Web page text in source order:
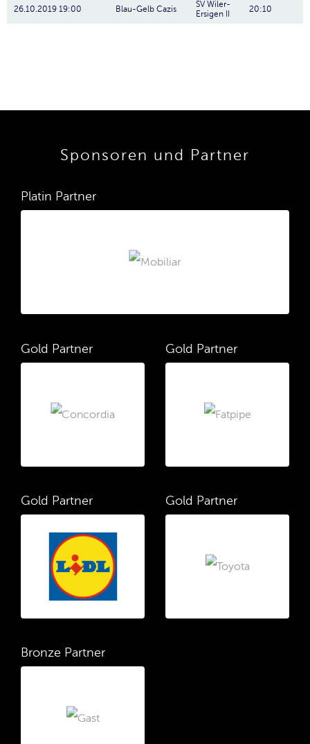
26.10.2019 19:00 Blau-Gelb Cazis
SV Wiler-
Ersigen II
20:10
Sponsoren und Partner
Platin Partner
Gold Partner Gold Partner
Gold Partner Gold Partner
Bronze Partner